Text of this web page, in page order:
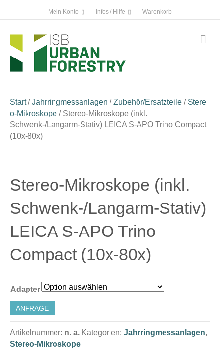
Mein Konto Infos / Hilfe Warenkorb
Start/Jahrringmessanlagen /Zubehör/Ersatzteile / Stere
o-Mikroskope / Stereo-Mikroskope (inkl.
Schwenk-/Langarm-Stativ) LEICA S-APO Trino Compact
(10x-80x)
Stereo-Mikroskope (inkl.
Schwenk-/Langarm-Stativ)
LEICA S-APO Trino
Compact (10x-80x)
Adapter
ANFRAGE
Artikelnummer: n. a. Kategorien: Jahrringmessanlagen,
Stereo-Mikroskope